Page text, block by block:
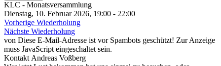
KLC - Monatsversammlung
Dienstag, 10. Februar 2026, 19:00 - 22:00
Vorherige Wiederholung
Nächste Wiederholung
von Diese E-Mail-Adresse ist vor Spambots geschützt! Zur Anzeige
muss JavaScript eingeschaltet sein.
Kontakt Andreas Voßberg